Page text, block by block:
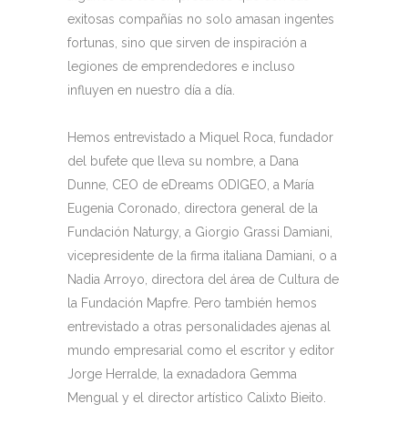
exitosas compañías no solo amasan ingentes
fortunas, sino que sirven de inspiración a
legiones de emprendedores e incluso
influyen en nuestro día a día.
Hemos entrevistado a Miquel Roca, fundador
del bufete que lleva su nombre, a Dana
Dunne, CEO de eDreams ODIGEO, a María
Eugenia Coronado, directora general de la
Fundación Naturgy, a Giorgio Grassi Damiani,
vicepresidente de la firma italiana Damiani, o a
Nadia Arroyo, directora del área de Cultura de
la Fundación Mapfre. Pero también hemos
entrevistado a otras personalidades ajenas al
mundo empresarial como el escritor y editor
Jorge Herralde, la exnadadora Gemma
Mengual y el director artístico Calixto Bieito.